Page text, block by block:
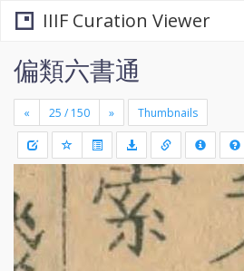
IIIF Curation Viewer
偏類六書通
« » Thumbnails
-